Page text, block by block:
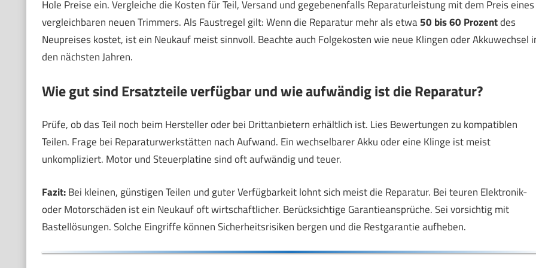
Hole Preise ein. Vergleiche die Kosten für Teil, Versand und gegebenenfalls Reparaturleistung mit dem Preis eines
vergleichbaren neuen Trimmers. Als Faustregel gilt: Wenn die Reparatur mehr als etwa50 bis 60 Prozentdes
Neupreises kostet, ist ein Neukauf meist sinnvoll. Beachte auch Folgekosten wie neue Klingen oder Akkuwechsel
den nächsten Jahren.
Wie gut sind Ersatzteile verfügbar und wie aufwändig ist die Reparatur?
Prüfe, ob das Teil noch beim Hersteller oder bei Drittanbietern erhältlich ist. Lies Bewertungen zu kompatiblen
Teilen. Frage bei Reparaturwerkstätten nach Aufwand. Ein wechselbarer Akku oder eine Klinge ist meist
unkompliziert. Motor und Steuerplatine sind oft aufwändig und teuer.
Fazit:Bei kleinen, günstigen Teilen und guter Verfügbarkeit lohnt sich meist die Reparatur. Bei teuren Elektronik-
oder Motorschäden ist ein Neukauf oft wirtschaftlicher. Berücksichtige Garantieansprüche. Sei vorsichtig mit
Bastellösungen. Solche Eingriffe können Sicherheitsrisiken bergen und die Restgarantie aufheben.